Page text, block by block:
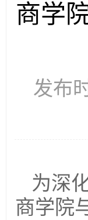
商学
发布
为深
商学院